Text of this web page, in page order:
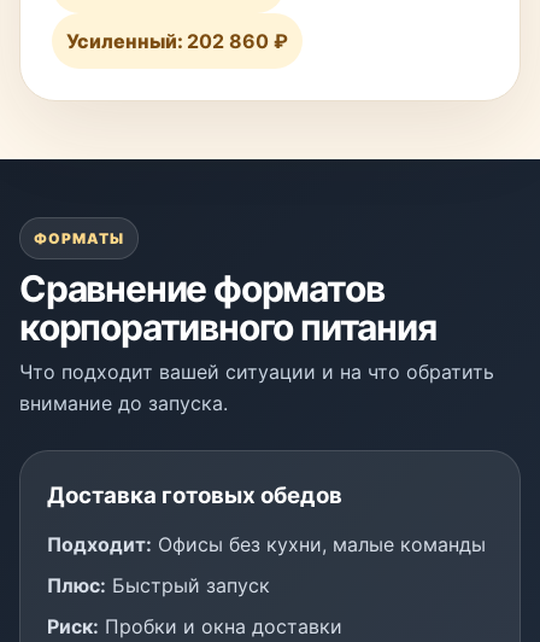
Усиленный: 202 860 ₽
ФОРМАТЫ
Сравнение форматов
корпоративного питания
Что подходит вашей ситуации и на что обратить
внимание до запуска.
Доставка готовых обедов
Подходит: Офисы без кухни, малые команды
Плюс: Быстрый запуск
Риск: Пробки и окна доставки